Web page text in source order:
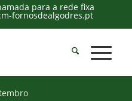
para a rede fixa
fornosdealgodres.pt